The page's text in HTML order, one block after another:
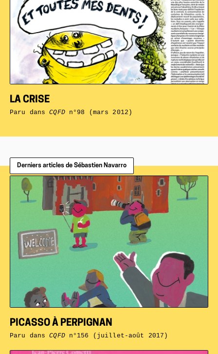
LA CRISE
Paru dansCQFDn°98 (mars 2012)
Derniers articles de Sébastien Navarro
PICASSO À PERPIGNAN
Paru dansCQFDn°156 (juillet-août 2017)